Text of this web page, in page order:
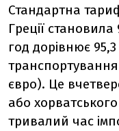
Стандартна
Греції
год дорівнює
євро). Це
або
тривалий час